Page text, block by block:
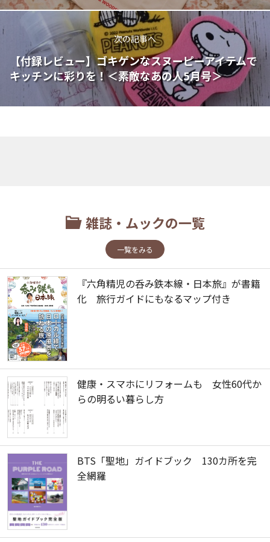
次の記事へ
【付録レビュー】ゴキゲンなスヌーピーアイテムで
キッチンに彩りを！＜素敵なあの人5月号＞
雑誌・ムックの一覧
一覧をみる
『六角精児の呑み鉄本線・日本旅』が書籍
化 旅行ガイドにもなるマップ付き
健康・スマホにリフォームも 女性60代か
らの明るい暮らし方
BTS「聖地」ガイドブック 130カ所を完
全網羅